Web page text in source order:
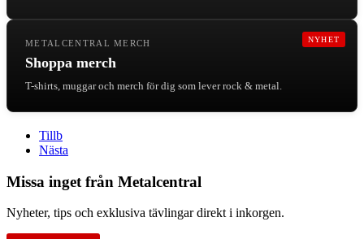
NYHET
METALCENTRAL MERCH
Shoppa merch
T-shirts, muggar och merch för dig som lever rock & metal.
Tillb
Nästa
Missa inget från Metalcentral
Nyheter, tips och exklusiva tävlingar direkt i inkorgen.